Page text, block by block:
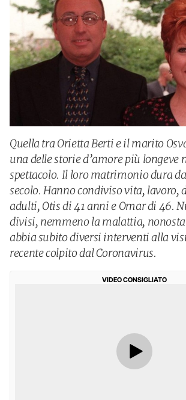
Quella tra Orietta Berti e il marito
una delle storie d’amore più longeve
spettacolo. Il loro matrimonio dura
secolo. Hanno condiviso vita, lavoro,
adulti, Otis di 41 anni e Omar di 46.
divisi, nemmeno la malattia,
abbia subito diversi interventi alla
recente colpito dal Coronavirus.
VIDEO CONSIGLIATO